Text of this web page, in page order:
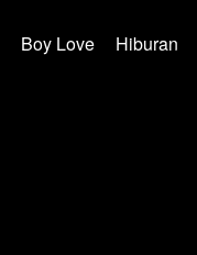
Boy Love Hiburan